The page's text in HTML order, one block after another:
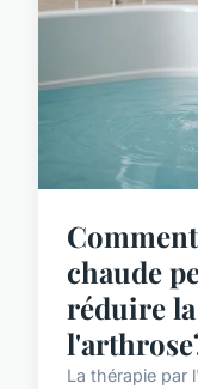
chaude
réduire
La thérapie par